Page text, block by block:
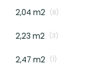
2,04 m2 (8)
2,23 m2 (3)
2,47 m2 (1)